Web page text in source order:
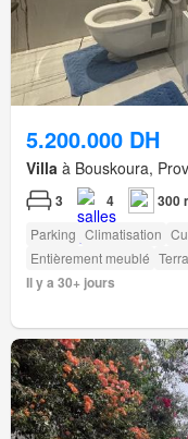
5.200.000 DH
Villa à Bouskoura,
3 4 300
Parking Climatisation
Entièrement meublé
Il y a 30+ jours